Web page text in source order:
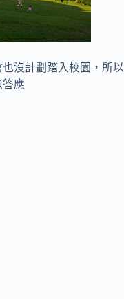
沒計劃踏入校園，所以
答應